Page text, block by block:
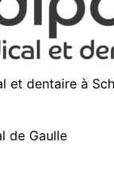
et dentaire à
de Gaulle